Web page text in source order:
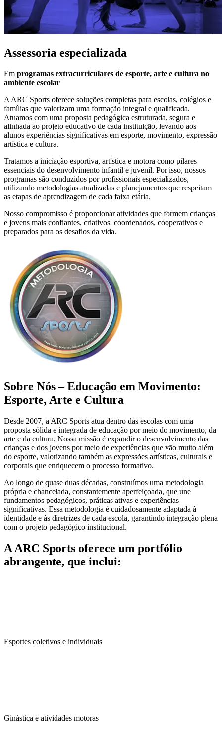
Assessoria especializada
Em programas extracurriculares de esporte, arte e cultura no
ambiente escolar
A ARC Sports oferece soluções completas para escolas, colégios e
famílias que valorizam uma formação integral e qualificada.
Atuamos com uma proposta pedagógica estruturada, segura e
alinhada ao projeto educativo de cada instituição, levando aos
alunos experiências significativas em esporte, movimento, expressão
artística e cultura.
Tratamos a iniciação esportiva, artística e motora como pilares
essenciais do desenvolvimento infantil e juvenil. Por isso, nossos
programas são conduzidos por profissionais especializados,
utilizando metodologias atualizadas e planejamentos que respeitam
as etapas de aprendizagem de cada faixa etária.
Nosso compromisso é proporcionar atividades que formem crianças
e jovens mais confiantes, criativos, coordenados, cooperativos e
preparados para os desafios da vida.
Sobre Nós – Educação em Movimento:
Esporte, Arte e Cultura
Desde 2007, a ARC Sports atua dentro das escolas com uma
proposta sólida e integrada de educação por meio do movimento, da
arte e da cultura. Nossa missão é expandir o desenvolvimento das
crianças e dos jovens por meio de experiências que vão muito além
do esporte, valorizando também as expressões artísticas, culturais e
corporais que enriquecem o processo formativo.
Ao longo de quase duas décadas, construímos uma metodologia
própria e chancelada, constantemente aperfeiçoada, que une
fundamentos pedagógicos, práticas ativas e experiências
significativas. Essa metodologia é cuidadosamente adaptada à
identidade e às diretrizes de cada escola, garantindo integração plena
com o projeto pedagógico institucional.
A ARC Sports oferece um portfólio
abrangente, que inclui:
Esportes coletivos e individuais
Ginástica e atividades motoras